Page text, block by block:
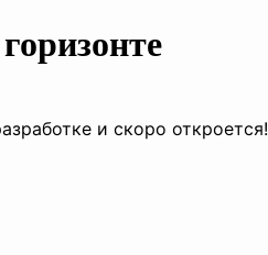
и скоро откроется!